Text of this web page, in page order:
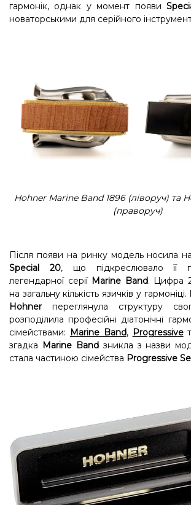
гармонік, однак у момент появи
новаторськими для серійного
Hohner Marine Band 1896 (ліворуч) та
(праворуч)
Після появи на ринку модель носила
Special 20, що підкреслювало її
легендарної серії Marine Band. Цифра
на загальну кількість язичків у
Hohnerпереглянула структуру
розподілила професійні діатонічні
сімействами: Marine Band, Progressive
згадка Marine Bandзникла з назви
стала частиною сімейства Progressive